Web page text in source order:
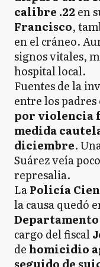
calibre .22en
Francisco,
en el cráneo.
signos vitales,
hospital local.
Fuentes de la
entre los
por violencia
medida
diciembre.
Suárez veía
represalia.
LaPolicía
la causa quedó
cargo del fiscal
de homicidio
seguido de